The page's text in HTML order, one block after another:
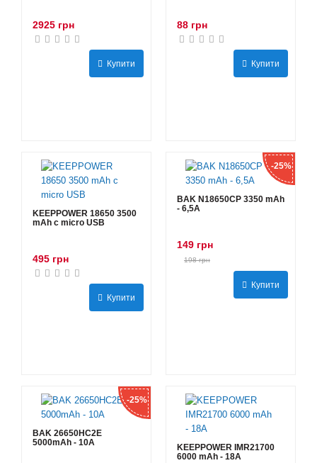
2925 грн
Купити
88 грн
Купити
KEEPPOWER 18650 3500
mAh с micro USB
495 грн
Купити
-25%
BAK N18650CP 3350 mAh
- 6,5А
149 грн
198 грн
Купити
-25%
BAK 26650HC2E
5000mAh - 10А
KEEPPOWER IMR21700
6000 mAh - 18А